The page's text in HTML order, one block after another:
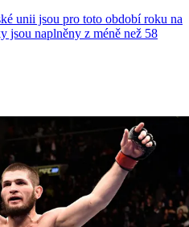
unii jsou pro toto období roku na
jsou naplněny z méně než 58